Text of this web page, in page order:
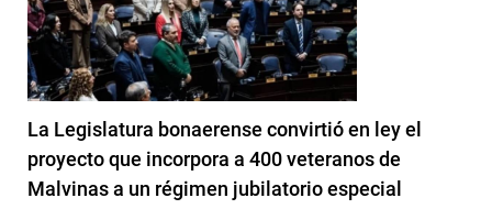
La Legislatura bonaerense convirtió en ley el
proyecto que incorpora a 400 veteranos de
Malvinas a un régimen jubilatorio especial